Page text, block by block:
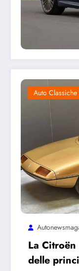
Auto Classiche
La
delle